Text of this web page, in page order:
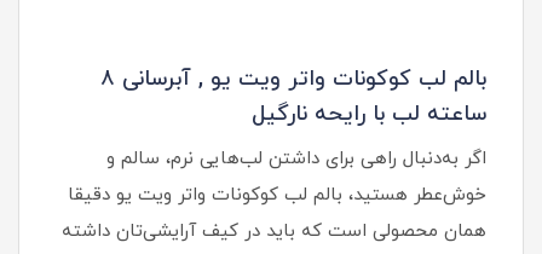
بالم لب کوکونات واتر ویت یو , آبرسانی ۸
ساعته لب با رایحه نارگیل
اگر به‌دنبال راهی برای داشتن لب‌هایی نرم، سالم و
خوش‌عطر هستید، بالم لب کوکونات واتر ویت یو دقیقا
همان محصولی است که باید در کیف آرایشی‌تان داشته